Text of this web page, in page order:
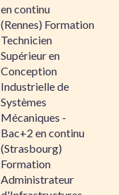
en continu
(Rennes) Formation
Technicien
Supérieur en
Conception
Industrielle de
Systèmes
Mécaniques -
Bac+2 en continu
(Strasbourg)
Formation
Administrateur